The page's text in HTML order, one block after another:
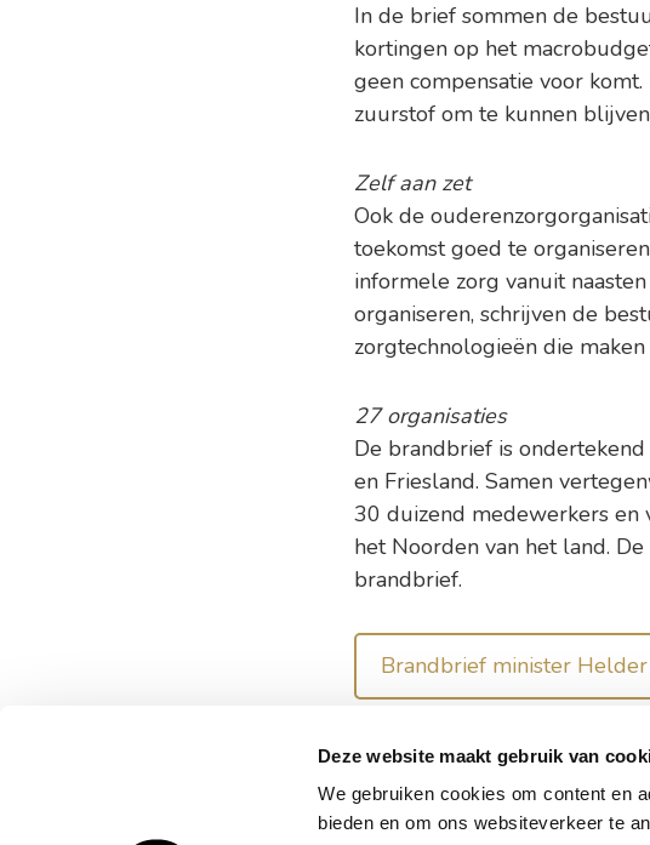
Deze website maakt gebruik van
We gebruiken cookies om content en
bieden en om ons websiteverkeer te
In de brief sommen de
kortingen op het
geen compensatie voor
zuurstof om te kunnen
Zelf aan zet
Ook de
toekomst goed te
informele zorg vanuit
organiseren, schrijven de
zorgtechnologieën die
27 organisaties
De brandbrief is
en Friesland. Samen
30 duizend medewerkers
het Noorden van het land.
brandbrief.
Brandbrief minister Helder
Woonlandschap